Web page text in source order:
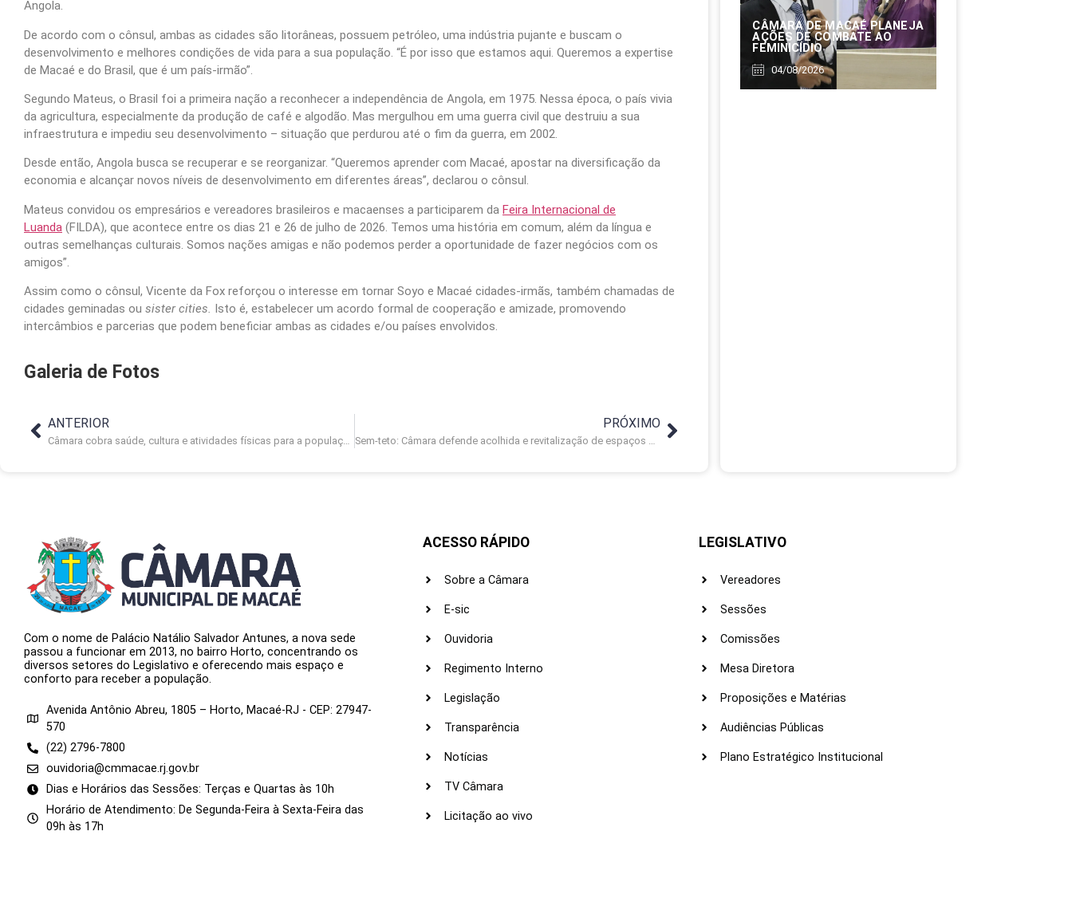
Angola.
De acordo com o cônsul, ambas as cidades são litorâneas, possuem petróleo, uma indústria pujante e buscam o
desenvolvimento e melhores condições de vida para a sua população. “É por isso que estamos aqui. Queremos a expertise
de Macaé e do Brasil, que é um país-irmão”.
Segundo Mateus, o Brasil foi a primeira nação a reconhecer a independência de Angola, em 1975. Nessa época, o país vivia
da agricultura, especialmente da produção de café e algodão. Mas mergulhou em uma guerra civil que destruiu a sua
infraestrutura e impediu seu desenvolvimento – situação que perdurou até o fim da guerra, em 2002.
Desde então, Angola busca se recuperar e se reorganizar. “Queremos aprender com Macaé, apostar na diversificação da
economia e alcançar novos níveis de desenvolvimento em diferentes áreas”, declarou o cônsul.
Mateus convidou os empresários e vereadores brasileiros e macaenses a participarem da Feira Internacional de
Luanda (FILDA), que acontece entre os dias 21 e 26 de julho de 2026. Temos uma história em comum, além da língua e
outras semelhanças culturais. Somos nações amigas e não podemos perder a oportunidade de fazer negócios com os
amigos”.
Assim como o cônsul, Vicente da Fox reforçou o interesse em tornar Soyo e Macaé cidades-irmãs, também chamadas de
cidades geminadas ou sister cities. Isto é, estabelecer um acordo formal de cooperação e amizade, promovendo
intercâmbios e parcerias que podem beneficiar ambas as cidades e/ou países envolvidos.
Galeria de Fotos
ANTERIOR PRÓXIMO
CÂMARA DE MACAÉ PLANEJA
AÇÕES DE COMBATE AO
FEMINICÍDIO
04/08/2026
Com o nome de Palácio Natálio Salvador Antunes, a nova sede
passou a funcionar em 2013, no bairro Horto, concentrando os
diversos setores do Legislativo e oferecendo mais espaço e
conforto para receber a população.
Avenida Antônio Abreu, 1805 – Horto, Macaé-RJ - CEP: 27947-
570
(22) 2796-7800
ouvidoria@cmmacae.rj.gov.br
Dias e Horários das Sessões: Terças e Quartas às 10h
Horário de Atendimento: De Segunda-Feira à Sexta-Feira das
09h às 17h
ACESSO RÁPIDO
Sobre a Câmara
E-sic
Ouvidoria
Regimento Interno
Legislação
Transparência
Notícias
TV Câmara
Licitação ao vivo
LEGISLATIVO
Vereadores
Sessões
Comissões
Mesa Diretora
Proposições e Matérias
Audiências Públicas
Plano Estratégico Institucional